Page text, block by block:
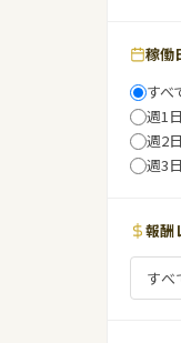
稼働
すべ
週1日
週2日
週3
報酬